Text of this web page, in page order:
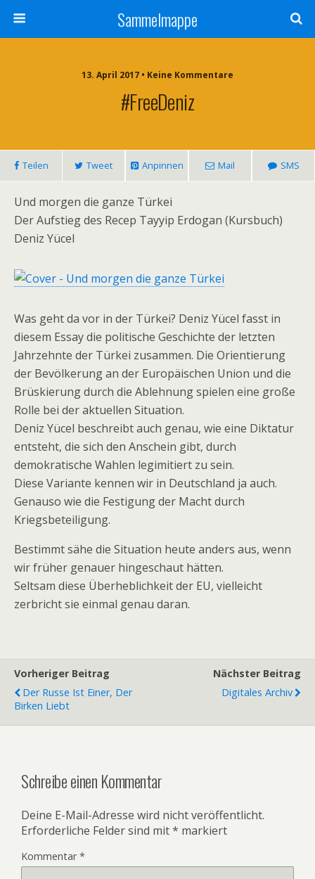
Sammelmappe
13. April 2017 • Keine Kommentare
#freeDeniz
Teilen Tweet Anpinnen Mail SMS
Und morgen die ganze Türkei
Der Aufstieg des Recep Tayyip Erdogan (Kursbuch)
Deniz Yücel
Was geht da vor in der Türkei? Deniz Yücel fasst in
diesem Essay die politische Geschichte der letzten
Jahrzehnte der Türkei zusammen. Die Orientierung
der Bevölkerung an der Europäischen Union und die
Brüskierung durch die Ablehnung spielen eine große
Rolle bei der aktuellen Situation.
Deniz Yücel beschreibt auch genau, wie eine Diktatur
entsteht, die sich den Anschein gibt, durch
demokratische Wahlen legimitiert zu sein.
Diese Variante kennen wir in Deutschland ja auch.
Genauso wie die Festigung der Macht durch
Kriegsbeteiligung.
Bestimmt sähe die Situation heute anders aus, wenn
wir früher genauer hingeschaut hätten.
Seltsam diese Überheblichkeit der EU, vielleicht
zerbricht sie einmal genau daran.
Vorheriger Beitrag
Der Russe Ist Einer, Der
Birken Liebt
Nächster Beitrag
Digitales Archiv
Schreibe einen Kommentar
Deine E-Mail-Adresse wird nicht veröffentlicht.
Erforderliche Felder sind mit* markiert
Kommentar*